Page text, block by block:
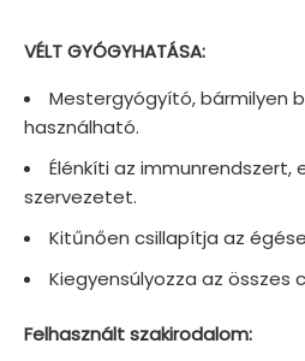
VÉLT GYÓGYHATÁSA:
Mestergyógyító, bármilyen
használható.
Élénkíti az immunrendszert,
szervezetet.
Kitűnően csillapítja az
Kiegyensúlyozza az összes
Felhasznált szakirodalom: